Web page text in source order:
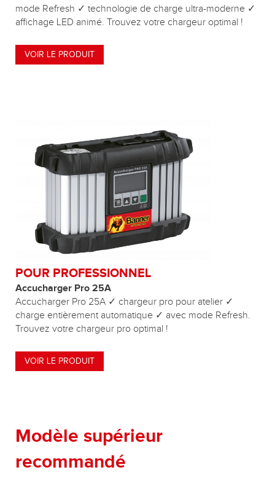
mode Refresh ✓ technologie de charge ultra-moderne ✓
affichage LED animé. Trouvez votre chargeur optimal !
VOIR LE PRODUIT
POUR PROFESSIONNEL
Accucharger Pro 25A
Accucharger Pro 25A ✓ chargeur pro pour atelier ✓
charge entièrement automatique ✓ avec mode Refresh.
Trouvez votre chargeur pro optimal !
VOIR LE PRODUIT
Modèle supérieur
recommandé